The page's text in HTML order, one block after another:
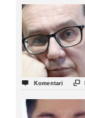
 Komentari 